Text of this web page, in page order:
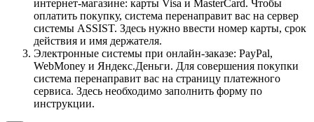
интернет-магазине: карты Visa и MasterCard. Чтобы
оплатить покупку, система перенаправит вас на сервер
системы ASSIST. Здесь нужно ввести номер карты, срок
действия и имя держателя.
Электронные системы при онлайн-заказе: PayPal,
WebMoney и Яндекс.Деньги. Для совершения покупки
система перенаправит вас на страницу платежного
сервиса. Здесь необходимо заполнить форму по
инструкции.